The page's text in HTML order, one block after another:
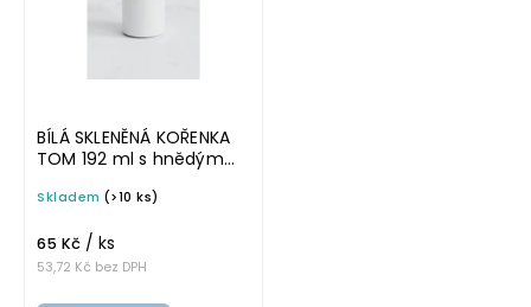
BÍLÁ SKLENĚNÁ KOŘENKA
TOM 192 ml s hnědým
Skladem (>10 ks)
53,72 Kč bez DPH
65 Kč / ks